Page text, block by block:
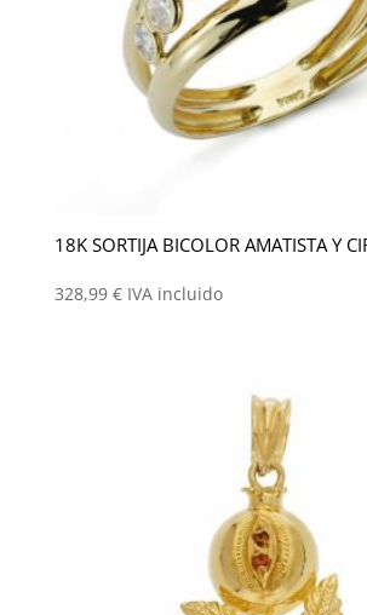
18K SORTIJA BICOLOR AMATISTA Y
328,99 € IVA incluido